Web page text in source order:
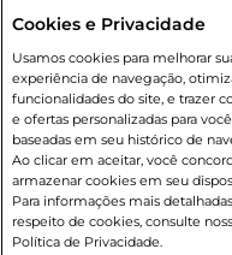
Rio de Janeiro (RJ)
Caso queira comprar
suas compras:
Entrega em casa
prévio. O valor mínimo
80,00.
© 2026
Cookies e Privacidade
Usamos cookies para melhorar
experiência de navegação,
funcionalidades do site, e trazer
e ofertas personalizadas para você,
baseadas em seu histórico de
Ao clicar em aceitar, você
armazenar cookies em seu
Para informações mais
respeito de cookies, consulte
Política de Privacidade.